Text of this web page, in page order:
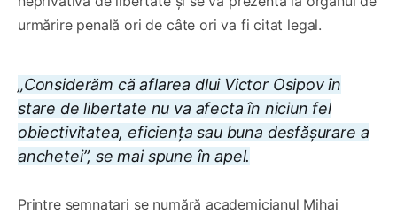
urmărire penală ori de câte ori va fi citat legal.
„Considerăm că aflarea dlui Victor Osipov în
stare de libertate nu va afecta în niciun fel
obiectivitatea, eficiența sau buna desfășurare a
anchetei”, se mai spune în apel.
Printre semnatari se numără academicianul Mihai